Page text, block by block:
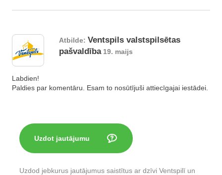
Atbilde: Ventspils valstspilsētas
pašvaldība19. maijs
Labdien!
Paldies par komentāru. Esam to nosūtījuši attiecīgajai iestādei.
Uzdot jautājumu
Uzdod jebkurus jautājumus saistītus ar dzīvi Ventspilī un